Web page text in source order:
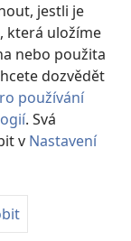
jestli je
která uložíme
nebo použita
dozvědět
používání
. Svá
v Nastavení
of Pennsylvania.